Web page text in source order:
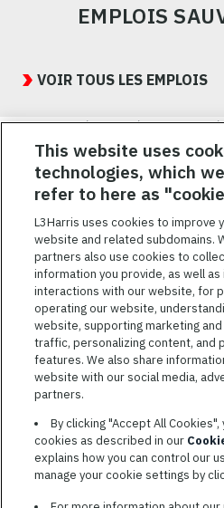
EMPLOIS
JobsVOIR TOUS LES EMPLOIS
Nous visons à attirer, à mobiliser et
hautement performante et
qu’une culture d’inclusion
employés à réaliser leur plein
à nos employés, sans égard à leur
origine nationale, leur handicap ou
combattant, d’innover afin de
coriaces de nos clients.
CONDITIONS GÉNÉRALES
COOKIE SETTINGS
PLAN DU SITE
PRIVACY POLICY
COOKIE CHOICES & INFO
L3HARRIS.COM
This website uses
technologies, which
refer to here as
L3Harris uses cookies to improve
website and related subdomains.
partners also use cookies to
information you provide, as well
interactions with our website, for
operating our website,
website, supporting marketing
traffic, personalizing content, and
features. We also share
website with our social media,
partners.
By clicking "Accept All
cookies as described in our
explains how you can control our
manage your cookie settings by